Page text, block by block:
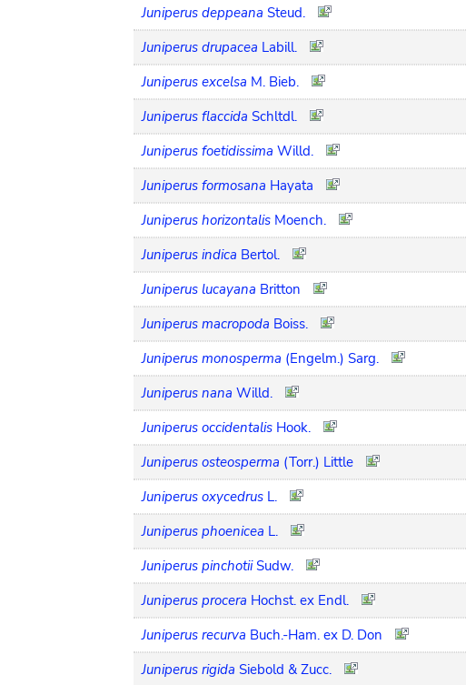
Juniperus deppeana Steud.
Juniperus drupacea Labill.
Juniperus excelsa M. Bieb.
Juniperus flaccida Schltdl.
Juniperus foetidissima Willd.
Juniperus formosana Hayata
Juniperus horizontalis Moench.
Juniperus indica Bertol.
Juniperus lucayana Britton
Juniperus macropoda Boiss.
Juniperus monosperma (Engelm.) Sarg.
Juniperus nana Willd.
Juniperus occidentalis Hook.
Juniperus osteosperma (Torr.) Little
Juniperus oxycedrus L.
Juniperus phoenicea L.
Juniperus pinchotii Sudw.
Juniperus procera Hochst. ex Endl.
Juniperus recurva Buch.-Ham. ex D. Don
Juniperus rigida Siebold & Zucc.